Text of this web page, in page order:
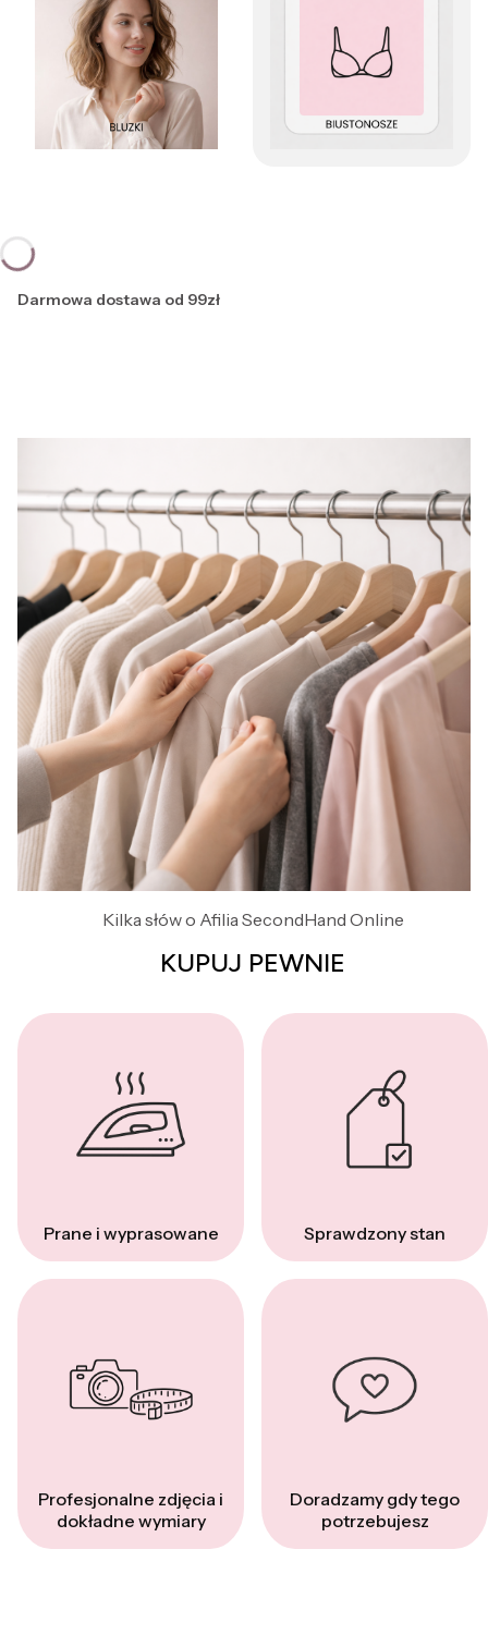
Darmowa dostawa od 99zł
Kilka słów o Afilia SecondHand Online
KUPUJ PEWNIE
Prane i wyprasowane Sprawdzony stan
Profesjonalne zdjęcia i
dokładne wymiary
Doradzamy gdy tego
potrzebujesz